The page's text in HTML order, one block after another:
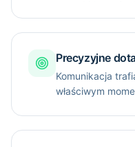
Precyzyjne
Komunikacja
właściwym